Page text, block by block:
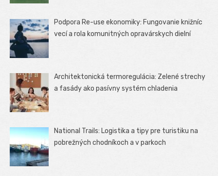
Podpora Re-use ekonomiky: Fungovanie knižníc
vecí a rola komunitných opravárskych dielní
Architektonická termoregulácia: Zelené strechy
a fasády ako pasívny systém chladenia
National Trails: Logistika a tipy pre turistiku na
pobrežných chodníkoch a v parkoch